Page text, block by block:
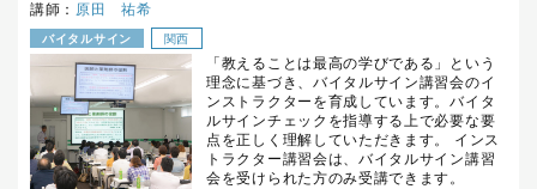
講師： 原田 祐希
バイタルサイン 関西
「教えることは最高の学びである」という
理念に基づき、バイタルサイン講習会のイ
ンストラクターを育成しています。バイタ
ルサインチェックを指導する上で必要な要
点を正しく理解していただきます。 インス
トラクター講習会は、バイタルサイン講習
会を受けられた方のみ受講できます。